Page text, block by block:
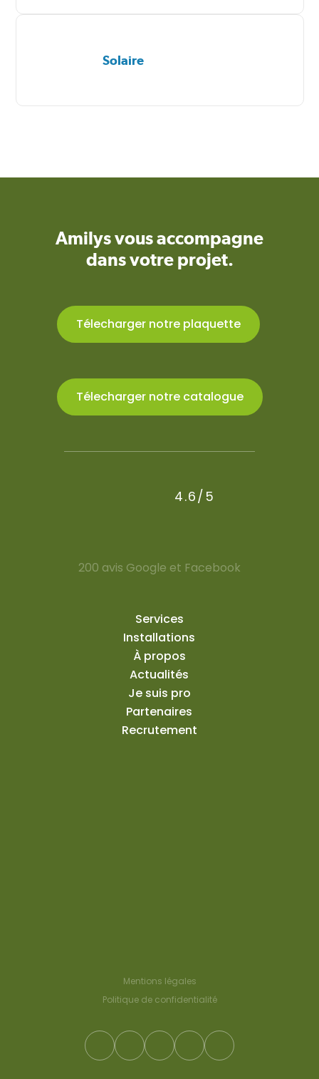
Solaire
Amilys vous accompagne
dans votre projet.
Télecharger notre plaquette
Télecharger notre catalogue
4.6/5
200 avis Google et Facebook
Services
Installations
À propos
Actualités
Je suis pro
Partenaires
Recrutement
Mentions légales
Politique de confidentialité